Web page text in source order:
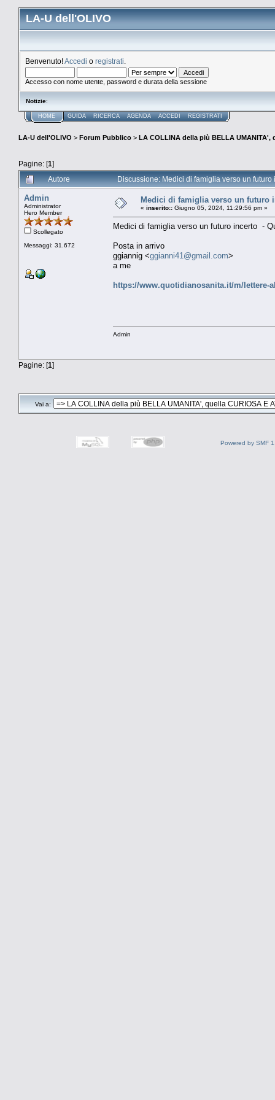
LA-U dell'OLIVO
Benvenuto!Accedi o registrati
Accesso con nome utente, password e durata della sessione
Notizie:
HOME GUIDA RICERCA AGENDA ACCEDI REGISTRATI
LA-U dell'OLIVO > Forum Pubblico > LA COLLINA della più BELLA UMANITA',
Pagine: [1]
Autore
Discussione: Medici di famiglia verso un
Admin
Administrator
Hero Member
Scollegato
Messaggi: 31.672
Medici di famiglia verso un futuro
« inserito:: Giugno 05, 2024, 11:29:56 pm »
Medici di famiglia verso un futuro incerto -
Posta in arrivo
ggiannig <ggianni41@gmail.com>
a me
https://www.quotidianosanita.it/m/lettere-
Admin
Pagine: [1]
Vai a:
Powered by SMF